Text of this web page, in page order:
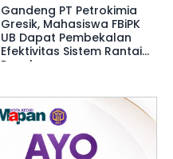
Gandeng PT Petrokimia
Gresik, Mahasiswa FBiPK
UB Dapat Pembekalan
Efektivitas Sistem Rantai
Pasok